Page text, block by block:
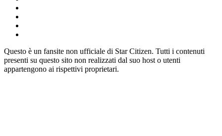
Questo è un fansite non ufficiale di Star Citizen. Tutti i contenuti
presenti su questo sito non realizzati dal suo host o utenti
appartengono ai rispettivi proprietari.